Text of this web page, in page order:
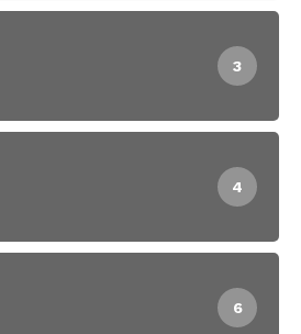
3
4
6